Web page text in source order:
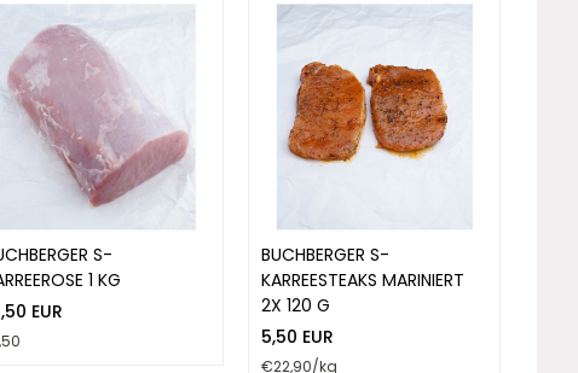
S-
1 KG
EUR
BUCHBERGER S-
KARREESTEAKS MARINIERT
2X 120 G
5,50 EUR
€22,90/kg